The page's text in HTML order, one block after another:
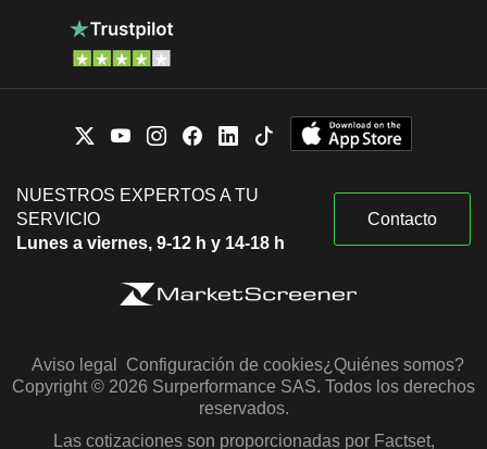
NUESTROS EXPERTOS A TU
SERVICIO
Lunes a viernes, 9-12 h y 14-18 h
Contacto
Aviso legal Configuración de cookies¿Quiénes somos?
Copyright © 2026 Surperformance SAS. Todos los derechos
reservados.
Las cotizaciones son proporcionadas por Factset,